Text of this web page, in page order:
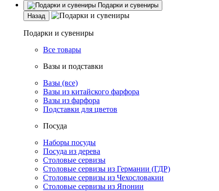
Подарки и сувениры
Назад
Подарки и сувениры
Все товары
Вазы и подставки
Вазы (все)
Вазы из китайского фарфора
Вазы из фарфора
Подставки для цветов
Посуда
Наборы посуды
Посуда из дерева
Столовые сервизы
Столовые сервизы из Германии (ГДР)
Столовые сервизы из Чехословакии
Столовые сервизы из Японии